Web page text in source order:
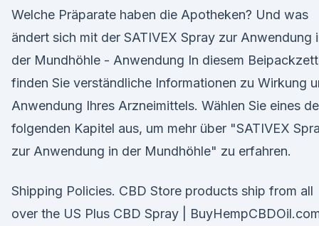
Welche Präparate haben die Apotheken? Und was
ändert sich mit der SATIVEX Spray zur Anwendung
der Mundhöhle - Anwendung In diesem
finden Sie verständliche Informationen zu Wirkung
Anwendung Ihres Arzneimittels. Wählen Sie eines
folgenden Kapitel aus, um mehr über "SATIVEX
zur Anwendung in der Mundhöhle" zu erfahren.
Shipping Policies. CBD Store products ship from all
over the US Plus CBD Spray |